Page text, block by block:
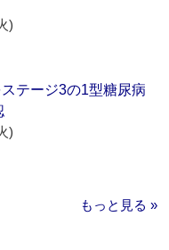
)
テージ3の1型糖尿病
)
もっと見る »